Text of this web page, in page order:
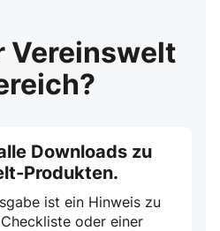
Vereinswelt
Downloads zu
Produkten.
ist ein Hinweis zu
oder einer